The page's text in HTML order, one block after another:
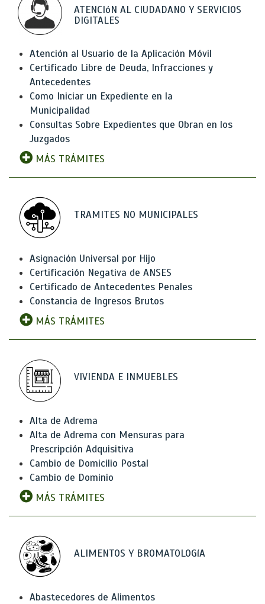
ATENCIóN AL CIUDADANO Y SERVICIOS
DIGITALES
Atención al Usuario de la Aplicación Móvil
Certificado Libre de Deuda, Infracciones y
Antecedentes
Como Iniciar un Expediente en la
Municipalidad
Consultas Sobre Expedientes que Obran en los
Juzgados
MÁS TRÁMITES
TRAMITES NO MUNICIPALES
Asignación Universal por Hijo
Certificación Negativa de ANSES
Certificado de Antecedentes Penales
Constancia de Ingresos Brutos
MÁS TRÁMITES
VIVIENDA E INMUEBLES
Alta de Adrema
Alta de Adrema con Mensuras para
Prescripción Adquisitiva
Cambio de Domicilio Postal
Cambio de Dominio
MÁS TRÁMITES
ALIMENTOS Y BROMATOLOGíA
Abastecedores de Alimentos